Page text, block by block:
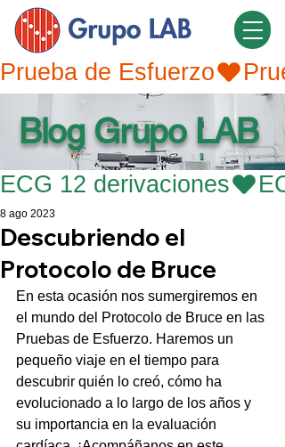
Prueba de Esfuerzo
Blog Grupo LAB
ECG 12 derivaciones
Descubriendo el
Protocolo de Bruce
8 ago 2023
En esta ocasión nos sumergiremos en
el mundo del Protocolo de Bruce en las
Pruebas de Esfuerzo. Haremos un
pequeño viaje en el tiempo para
descubrir quién lo creó, cómo ha
evolucionado a lo largo de los años y
su importancia en la evaluación